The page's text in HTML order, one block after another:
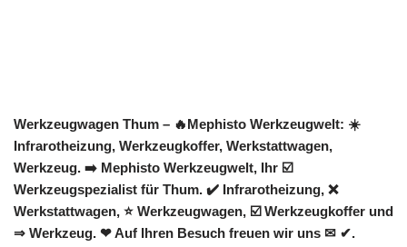
Werkzeugwagen Thum – 🔥Mephisto Werkzeugwelt: ☀️
Infrarotheizung, Werkzeugkoffer, Werkstattwagen,
Werkzeug. ➡️ Mephisto Werkzeugwelt, Ihr ☑️
Werkzeugspezialist für Thum. ✔️ Infrarotheizung, ❌
Werkstattwagen, ⭐ Werkzeugwagen, ☑️ Werkzeugkoffer und
⇒ Werkzeug. ❤ Auf Ihren Besuch freuen wir uns ✉ ✔.